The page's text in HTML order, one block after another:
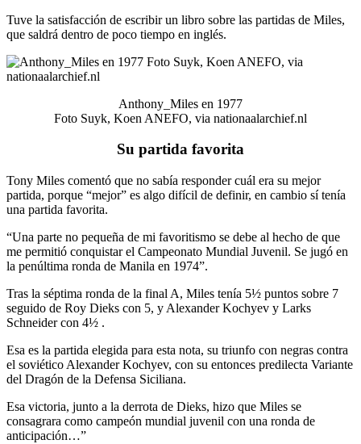
Tuve la satisfacción de escribir un libro sobre las partidas de Miles,
que saldrá dentro de poco tiempo en inglés.
Anthony_Miles en 1977
Foto Suyk, Koen ANEFO, via nationaalarchief.nl
Su partida favorita
Tony Miles comentó que no sabía responder cuál era su mejor
partida, porque “mejor” es algo difícil de definir, en cambio sí tenía
una partida favorita.
“Una parte no pequeña de mi favoritismo se debe al hecho de que
me permitió conquistar el Campeonato Mundial Juvenil. Se jugó en
la penúltima ronda de Manila en 1974”.
Tras la séptima ronda de la final A, Miles tenía 5½ puntos sobre 7
seguido de Roy Dieks con 5, y Alexander Kochyev y Larks
Schneider con 4½ .
Esa es la partida elegida para esta nota, su triunfo con negras contra
el soviético Alexander Kochyev, con su entonces predilecta Variante
del Dragón de la Defensa Siciliana.
Esa victoria, junto a la derrota de Dieks, hizo que Miles se
consagrara como campeón mundial juvenil con una ronda de
anticipación…”